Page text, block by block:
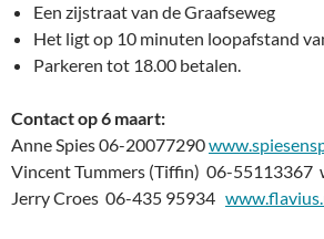
Een zijstraat van de Graafseweg
Het ligt op 10 minuten loopafstand
Parkeren tot 18.00 betalen.
Contact op 6 maart:
Anne Spies 06-20077290
Vincent Tummers (Tiffin) 06-55113367
Jerry Croes 06-435 95934